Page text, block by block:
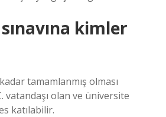
kimler
tamamlanmış olması
vatandaşı olan ve üniversite
katılabilir.